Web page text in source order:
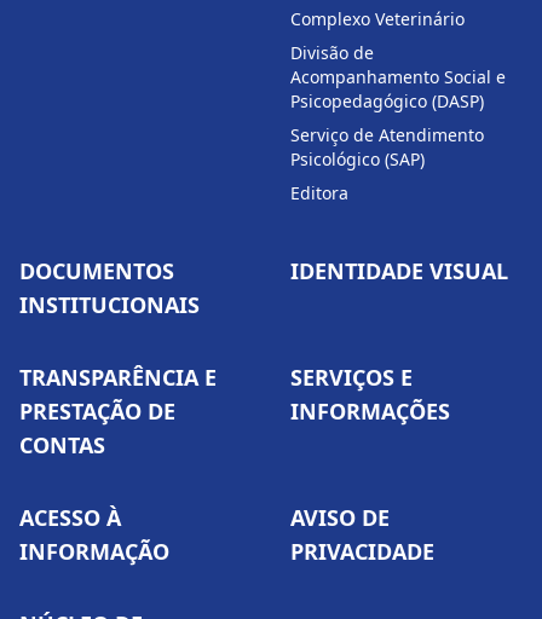
Complexo Veterinário
Divisão de
Acompanhamento Social e
Psicopedagógico (DASP)
Serviço de Atendimento
Psicológico (SAP)
Editora
DOCUMENTOS
INSTITUCIONAIS
IDENTIDADE VISUAL
TRANSPARÊNCIA E
PRESTAÇÃO DE
CONTAS
SERVIÇOS E
INFORMAÇÕES
ACESSO À
INFORMAÇÃO
AVISO DE
PRIVACIDADE